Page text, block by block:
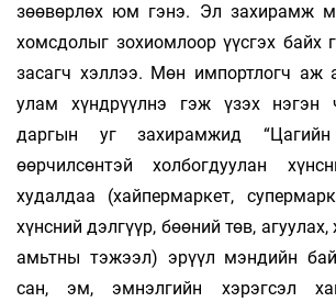
зөөвөрлөх юм гэнэ. Эл захирамж
хомсдолыг зохиомлоор үүсгэх байх
засагч хэллээ. Мөн импортлогч аж
улам хүндрүүлнэ гэж үзэх нэгэн
даргын уг захирамжид “Цагийн
өөрчилсөнтэй холбогдуулан
худалдаа (хайпермаркет,
хүнсний дэлгүүр, бөөний төв,
амьтны тэжээл) эрүүл мэндийн
сан, эм, эмнэлгийн хэрэгсэл